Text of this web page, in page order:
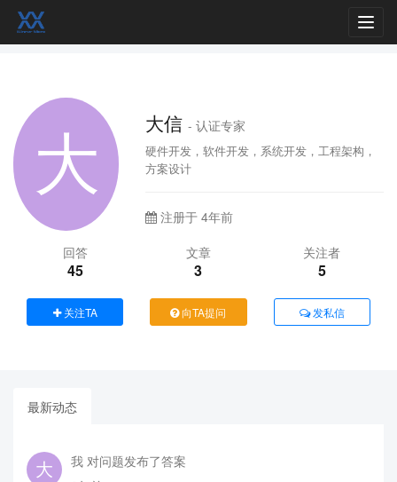
大信- 认证专家
硬件开发，软件开发，系统开发，工程架构，
方案设计
注册于 4年前
回答
45
文章
3
关注者
5
关注TA 向TA提问 发私信
最新动态
我 对问题发布了答案